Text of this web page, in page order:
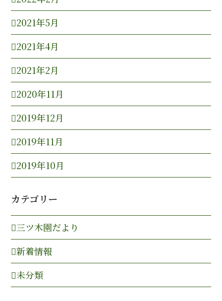
2021年5月
2021年4月
2021年2月
2020年11月
2019年12月
2019年11月
2019年10月
カテゴリー
三ツ木園だより
新着情報
未分類